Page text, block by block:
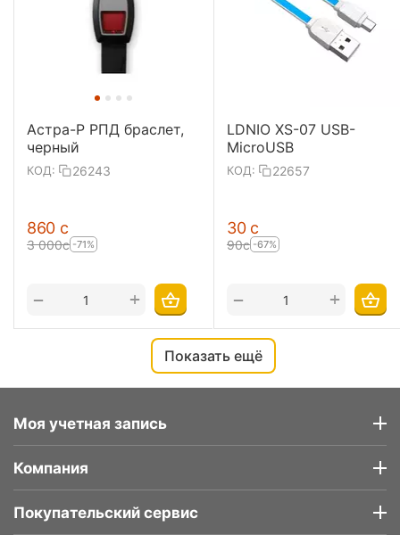
Астра-Р РПД браслет,
черный
КОД: 26243
‍860‍ с
3 000с -71%
+
−
LDNIO XS-07 USB-
MicroUSB
КОД: 22657
‍30‍ с
‍90‍с -67%
+
−
Показать ещё
Моя учетная запись
Компания
Покупательский сервис